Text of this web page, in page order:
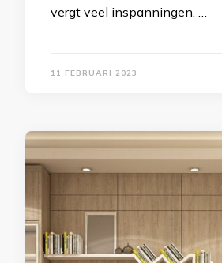
vergt veel inspanningen. …
11 FEBRUARI 2023